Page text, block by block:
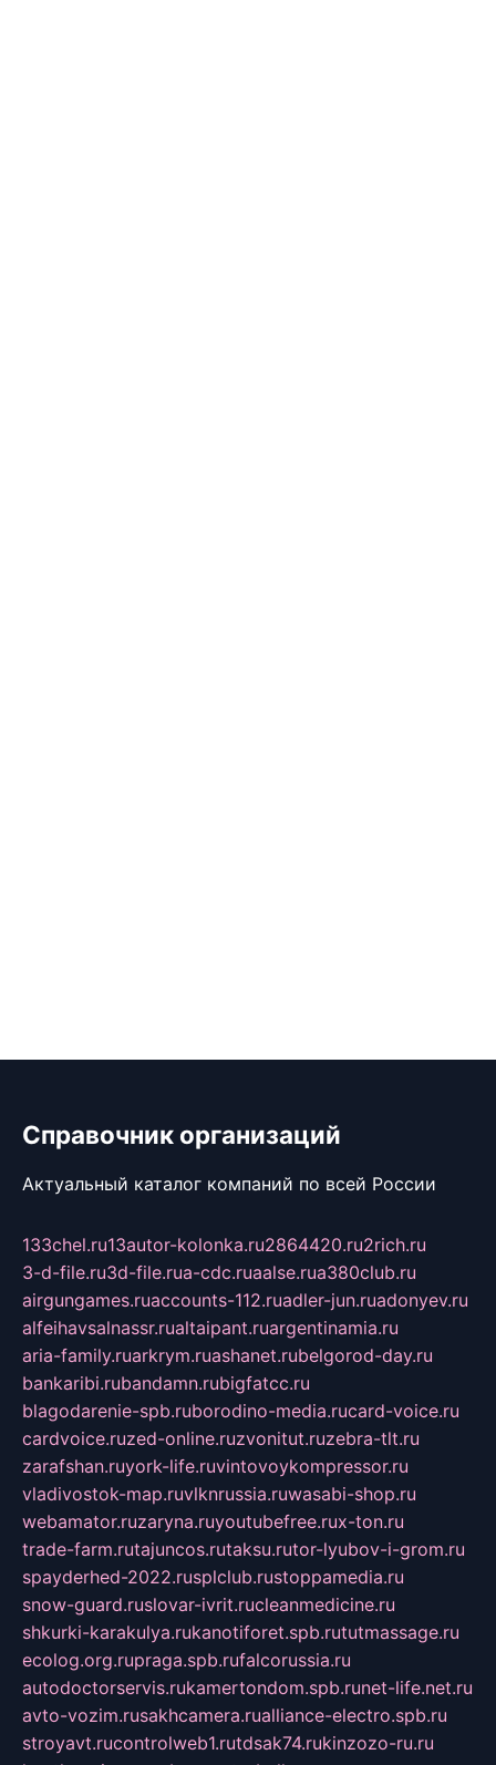
Справочник организаций
Актуальный каталог компаний по всей России
133chel.ru13autor-kolonka.ru2864420.ru2rich.ru
3-d-file.ru3d-file.rua-cdc.ruaalse.rua380club.ru
airgungames.ruaccounts-112.ruadler-jun.ruadonyev.ru
alfeihavsalnassr.rualtaipant.ruargentinamia.ru
aria-family.ruarkrym.ruashanet.rubelgorod-day.ru
bankaribi.rubandamn.rubigfatcc.ru
blagodarenie-spb.ruborodino-media.rucard-voice.ru
cardvoice.ruzed-online.ruzvonitut.ruzebra-tlt.ru
zarafshan.ruyork-life.ruvintovoykompressor.ru
vladivostok-map.ruvlknrussia.ruwasabi-shop.ru
webamator.ruzaryna.ruyoutubefree.rux-ton.ru
trade-farm.rutajuncos.rutaksu.rutor-lyubov-i-grom.ru
spayderhed-2022.rusplclub.rustoppamedia.ru
snow-guard.ruslovar-ivrit.rucleanmedicine.ru
shkurki-karakulya.rukanotiforet.spb.rututmassage.ru
ecolog.org.rupraga.spb.rufalcorussia.ru
autodoctorservis.rukamertondom.spb.runet-life.net.ru
avto-vozim.rusakhcamera.rualliance-electro.spb.ru
stroyavt.rucontrolweb1.rutdsak74.rukinzozo-ru.ru